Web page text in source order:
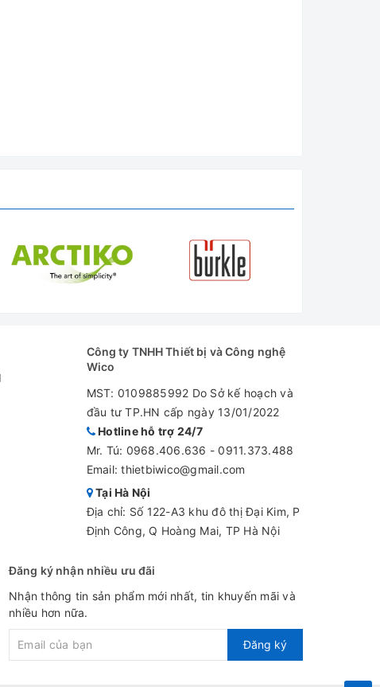
Công ty TNHH Thiết bị và Công nghệ
Wico
MST: 0109885992 Do Sở kế hoạch và
đầu tư TP.HN cấp ngày 13/01/2022
Hotline hỗ trợ 24/7
Mr. Tú: 0968.406.636 -0911.373.488
Email: thietbiwico@gmail.com
Tại Hà Nội
Địa chỉ: Số 122-A3 khu đô thị Đại Kim, P
Định Công, Q Hoàng Mai, TP Hà Nội
Đăng ký nhận nhiều ưu đãi
Nhận thông tin sản phẩm mới nhất, tin khuyến mãi và
nhiều hơn nữa.
Đăng ký